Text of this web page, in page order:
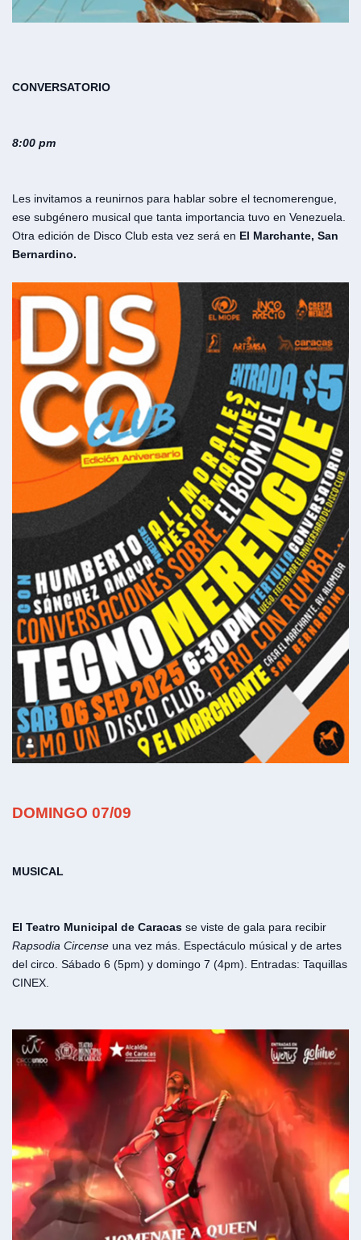
CONVERSATORIO
8:00 pm
Les invitamos a reunirnos para hablar sobre el tecnomerengue,
ese subgénero musical que tanta importancia tuvo en Venezuela.
Otra edición de Disco Club esta vez será en El Marchante, San
Bernardino.
DOMINGO 07/09
MUSICAL
El Teatro Municipal de Caracas se viste de gala para recibir
Rapsodia Circense una vez más. Espectáculo músical y de artes
del circo. Sábado 6 (5pm) y domingo 7 (4pm). Entradas: Taquillas
CINEX.